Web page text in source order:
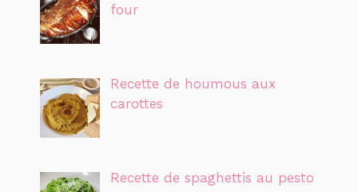
four
Recette de houmous aux
carottes
Recette de spaghettis au pesto